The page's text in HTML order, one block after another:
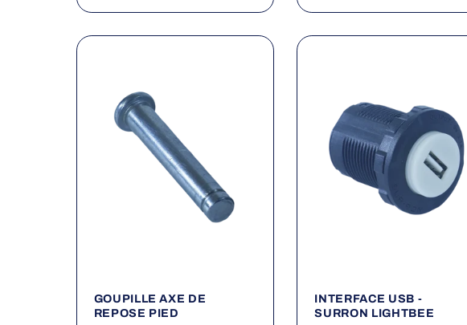
GOUPILLE AXE DE
REPOSE PIED
INTERFACE USB -
SURRON LIGHTBEE